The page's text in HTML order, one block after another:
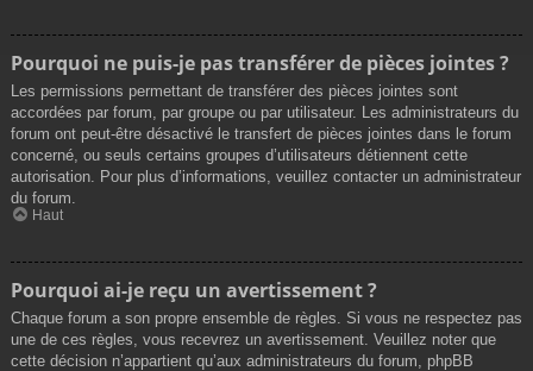
Pourquoi ne puis-je pas transférer de pièces jointes ?
Les permissions permettant de transférer des pièces jointes sont
accordées par forum, par groupe ou par utilisateur. Les administrateurs du
forum ont peut-être désactivé le transfert de pièces jointes dans le forum
concerné, ou seuls certains groupes d’utilisateurs détiennent cette
autorisation. Pour plus d’informations, veuillez contacter un administrateur
du forum.
Haut
Pourquoi ai-je reçu un avertissement ?
Chaque forum a son propre ensemble de règles. Si vous ne respectez pas
une de ces règles, vous recevrez un avertissement. Veuillez noter que
cette décision n’appartient qu’aux administrateurs du forum, phpBB